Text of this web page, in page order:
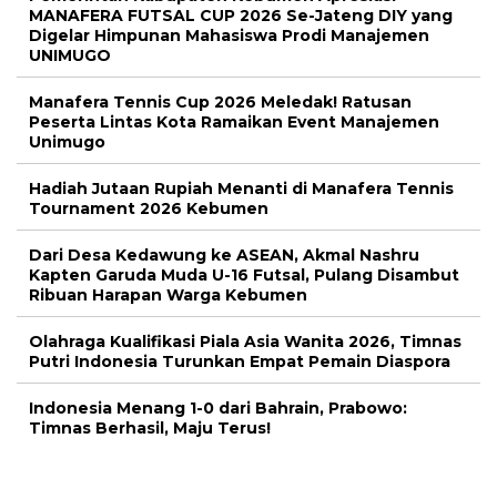
MANAFERA FUTSAL CUP 2026 Se-Jateng DIY yang
Digelar Himpunan Mahasiswa Prodi Manajemen
UNIMUGO
Manafera Tennis Cup 2026 Meledak! Ratusan
Peserta Lintas Kota Ramaikan Event Manajemen
Unimugo
Hadiah Jutaan Rupiah Menanti di Manafera Tennis
Tournament 2026 Kebumen
Dari Desa Kedawung ke ASEAN, Akmal Nashru
Kapten Garuda Muda U-16 Futsal, Pulang Disambut
Ribuan Harapan Warga Kebumen
Olahraga Kualifikasi Piala Asia Wanita 2026, Timnas
Putri Indonesia Turunkan Empat Pemain Diaspora
Indonesia Menang 1-0 dari Bahrain, Prabowo:
Timnas Berhasil, Maju Terus!